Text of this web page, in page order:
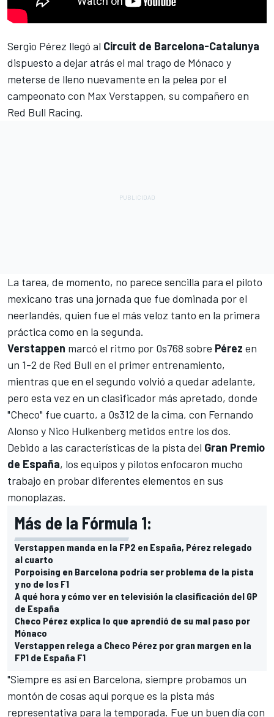
Sergio Pérez llegó al Circuit de Barcelona-Catalunya
dispuesto a dejar atrás el mal trago de Mónaco y
meterse de lleno nuevamente en la pelea por el
campeonato con Max Verstappen, su compañero en
Red Bull Racing.
La tarea, de momento, no parece sencilla para el piloto
mexicano tras una jornada que fue dominada por el
neerlandés, quien fue el más veloz tanto en la primera
práctica como en la segunda.
Verstappen marcó el ritmo por 0s768 sobre Pérez en
un 1-2 de Red Bull en el primer entrenamiento,
mientras que en el segundo volvió a quedar adelante,
pero esta vez en un clasificador más apretado, donde
"Checo" fue cuarto, a 0s312 de la cima, con Fernando
Alonso y Nico Hulkenberg metidos entre los dos.
Debido a las características de la pista del Gran Premio
de España, los equipos y pilotos enfocaron mucho
trabajo en probar diferentes elementos en sus
monoplazas.
Más de la Fórmula 1:
Verstappen manda en la FP2 en España, Pérez relegado
al cuarto
Porpoising en Barcelona podría ser problema de la pista
y no de los F1
A qué hora y cómo ver en televisión la clasificación del GP
de España
Checo Pérez explica lo que aprendió de su mal paso por
Mónaco
Verstappen relega a Checo Pérez por gran margen en la
FP1 de España F1
"Siempre es así en Barcelona, siempre probamos un
montón de cosas aquí porque es la pista más
representativa para la temporada. Fue un buen día con